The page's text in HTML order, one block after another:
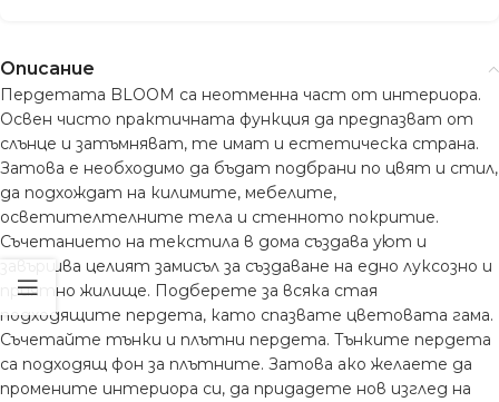
Описание
Пердетата BLOOM са неотменна част от интериора.
Освен чисто практичната функция да предпазват от
слънце и затъмняват, те имат и естетическа страна.
Затова е необходимо да бъдат подбрани по цвят и стил,
да подхождат на килимите, мебелите,
осветителтелните тела и стенното покритие.
Съчетанието на текстила в дома създава уют и
завършва целият замисъл за създаване на едно луксозно и
приятно жилище. Подберете за всяка стая
подходящите пердета, като спазвате цветовата гама.
Съчетайте тънки и плътни пердета. Тънките пердета
са подходящ фон за плътните. Затова ако желаете да
промените интериора си, да придадете нов изглед на